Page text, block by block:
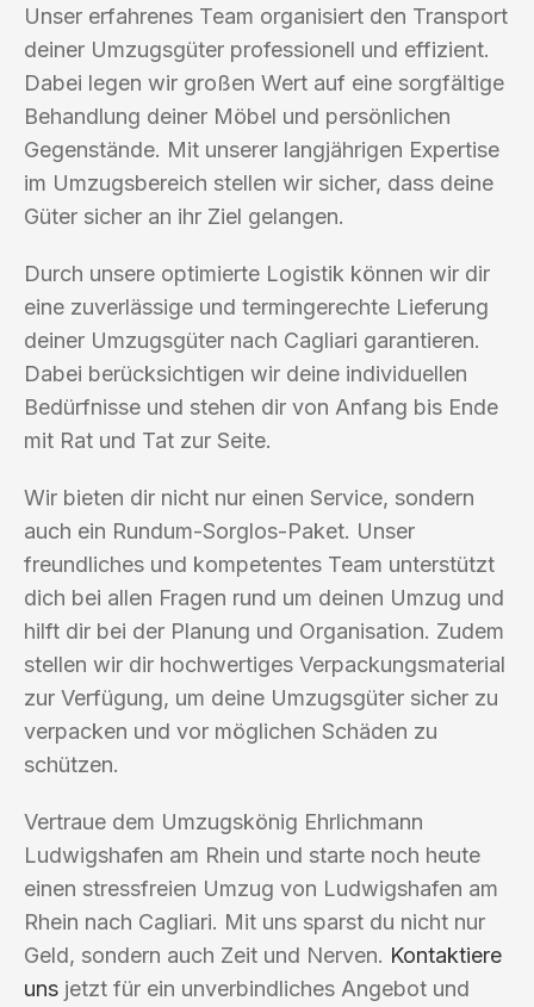
Unser erfahrenes Team organisiert den Transport
deiner Umzugsgüter professionell und effizient.
Dabei legen wir großen Wert auf eine sorgfältige
Behandlung deiner Möbel und persönlichen
Gegenstände. Mit unserer langjährigen Expertise
im Umzugsbereich stellen wir sicher, dass deine
Güter sicher an ihr Ziel gelangen.
Durch unsere optimierte Logistik können wir dir
eine zuverlässige und termingerechte Lieferung
deiner Umzugsgüter nach Cagliari garantieren.
Dabei berücksichtigen wir deine individuellen
Bedürfnisse und stehen dir von Anfang bis Ende
mit Rat und Tat zur Seite.
Wir bieten dir nicht nur einen Service, sondern
auch ein Rundum-Sorglos-Paket. Unser
freundliches und kompetentes Team unterstützt
dich bei allen Fragen rund um deinen Umzug und
hilft dir bei der Planung und Organisation. Zudem
stellen wir dir hochwertiges Verpackungsmaterial
zur Verfügung, um deine Umzugsgüter sicher zu
verpacken und vor möglichen Schäden zu
schützen.
Vertraue dem Umzugskönig Ehrlichmann
Ludwigshafen am Rhein und starte noch heute
einen stressfreien Umzug von Ludwigshafen am
Rhein nach Cagliari. Mit uns sparst du nicht nur
Geld, sondern auch Zeit und Nerven. Kontaktiere
uns jetzt für ein unverbindliches Angebot und